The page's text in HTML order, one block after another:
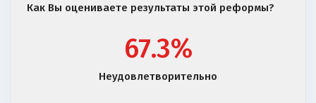
Как Вы оцениваете результаты этой реформы?
67.3%
Неудовлетворительно